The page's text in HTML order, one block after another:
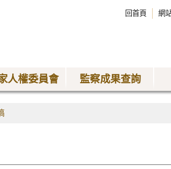
回首頁 網
人權委員會 監察成果查詢